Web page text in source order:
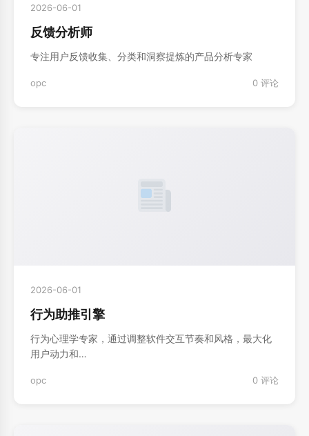
2026-06-01
反馈分析师
专注用户反馈收集、分类和洞察提炼的产品分析专家
opc 0 评论
2026-06-01
行为助推引擎
行为心理学专家，通过调整软件交互节奏和风格，最大化
用户动力和…
opc 0 评论